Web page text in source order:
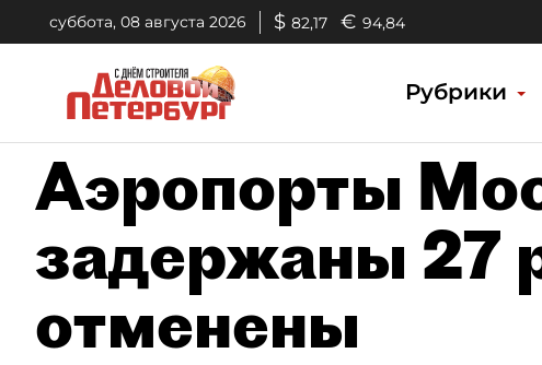
суббота, 08 августа 2026 $ 82,17 € 94,84
Рубрики
Аэропорты
задержаны 27
отменены